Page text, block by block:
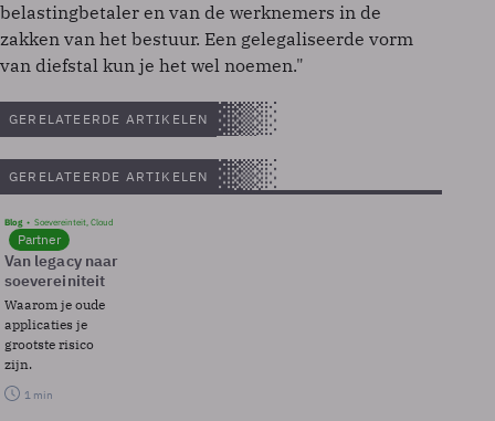
belastingbetaler en van de werknemers in de
zakken van het bestuur. Een gelegaliseerde vorm
van diefstal kun je het wel noemen."
GERELATEERDE ARTIKELEN
GERELATEERDE ARTIKELEN
Blog Soevereinteit, Cloud
Partner
Van legacy naar
soevereiniteit
Waarom je oude
applicaties je
grootste risico
zijn.
1 min